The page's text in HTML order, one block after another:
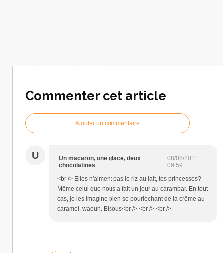
Commenter cet article
Ajouter un commentaire
U
Un macaron, une glace, deux
chocolatines
08/08/2011
09:59
<br /> Elles n'aiment pas le riz au lait, tes princesses?
Même celui que nous a fait un jour au carambar. En tout
cas, je les imagine bien se pourléchant de la crême au
caramel. waouh. Bisous<br /> <br /> <br />